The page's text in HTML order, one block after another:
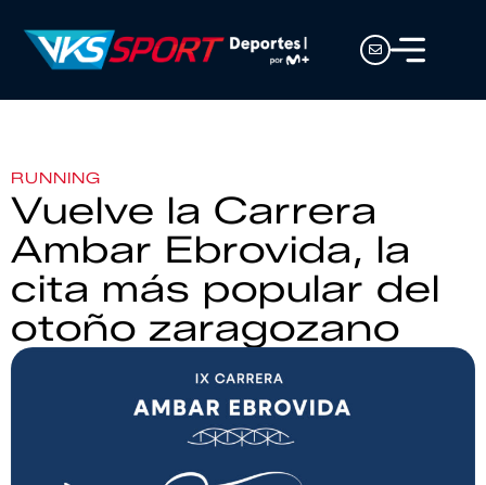
RUNNING
Vuelve la Carrera
Ambar Ebrovida, la
cita más popular del
otoño zaragozano